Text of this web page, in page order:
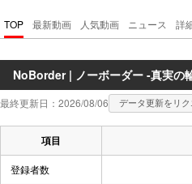
TOP 最新動画 人気動画 ニュース 詳
NoBorder | ノーボーダー -真実の
最終更新日：2026/08/06 データ更新をリク
項目
登録者数